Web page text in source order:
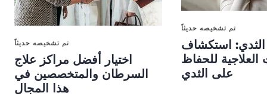
تم تشخيصه حديثاً
اختيار أفضل مراكز علاج
السرطان والمتخصصين في
هذا المجال
تم تشخيصه حديثاً
استكشاف
العلاجية للحفاظ
على الثدي